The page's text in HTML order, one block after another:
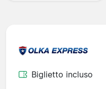
Biglietto incluso